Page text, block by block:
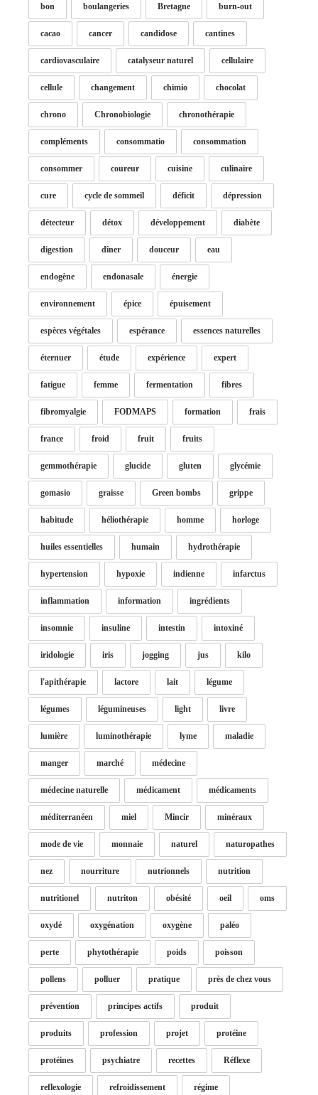
bon boulangeries Bretagne burn-out
cacao cancer candidose cantines
cardiovasculaire catalyseur naturel cellulaire
cellule changement chimio chocolat
chrono Chronobiologie chronothérapie
compléments consommatio consommation
consommer coureur cuisine culinaire
cure cycle de sommeil déficit dépression
détecteur détox développement diabète
digestion dîner douceur eau
endogène endonasale énergie
environnement épice épuisement
espèces végétales espérance essences naturelles
éternuer étude expérience expert
fatigue femme fermentation fibres
fibromyalgie FODMAPS formation frais
france froid fruit fruits
gemmothérapie glucide gluten glycémie
gomasio graisse Green bombs grippe
habitude héliothérapie homme horloge
huiles essentielles humain hydrothérapie
hypertension hypoxie indienne infarctus
inflammation information ingrédients
insomnie insuline intestin intoxiné
iridologie iris jogging jus kilo
l'apithérapie lactore lait légume
légumes légumineuses light livre
lumière luminothérapie lyme maladie
manger marché médecine
médecine naturelle médicament médicaments
méditerranéen miel Mincir minéraux
mode de vie monnaie naturel naturopathes
nez nourriture nutrionnels nutrition
nutritionel nutriton obésité oeil oms
oxydé oxygénation oxygène paléo
perte phytothérapie poids poisson
pollens polluer pratique près de chez vous
prévention principes actifs produit
produits profession projet protéine
protéines psychiatre recettes Réflexe
reflexologie refroidissement régime